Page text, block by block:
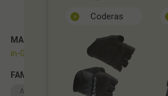
Coderas
MARCA
in-Gravity
FAMILIAS RELACIONADAS
ACCESORIOS VARIOS